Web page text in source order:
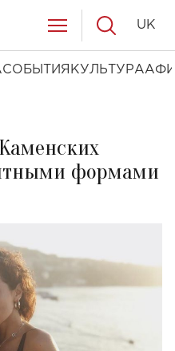
СОБЫТИЯ КУЛЬТУРА
UK
формами